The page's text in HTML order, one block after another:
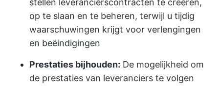
stellen leverancierscontracten te creëren,
op te slaan en te beheren, terwijl u tijdig
waarschuwingen krijgt voor verlengingen
en beëindigingen
Prestaties bijhouden: De mogelijkheid om
de prestaties van leveranciers te volgen